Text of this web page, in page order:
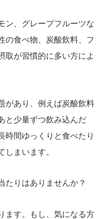
ン、グレープフルーツな
の食べ物、炭酸飲料、フ
取が習慣的に多い方によ
があり、例えば炭酸飲料
と少量ずつ飲み込んだ
時間ゆっくりと食べたり
しまいます。
たりはありませんか？
ます。もし、気になる方